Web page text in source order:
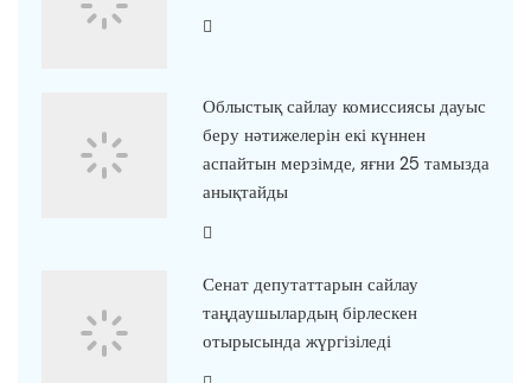
Облыстық сайлау комиссиясы дауыс
беру нәтижелерін екі күннен
аспайтын мерзімде, яғни 25 тамызда
анықтайды
Сенат депутаттарын сайлау
таңдаушылардың бірлескен
отырысында жүргізіледі